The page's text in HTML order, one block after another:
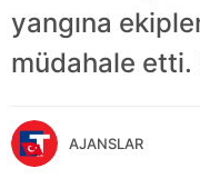
yangına
müdahale etti.
AJANSLAR